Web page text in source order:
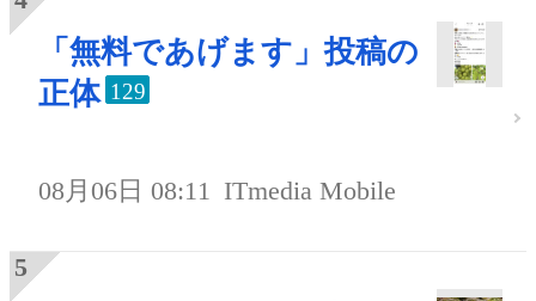
「無料であげます」投稿の
正体 129
08月06日 08:11 ITmedia Mobile